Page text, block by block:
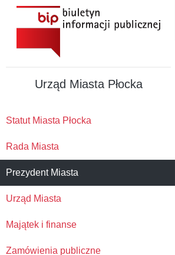
Urząd Miasta Płocka
Statut Miasta Płocka
Rada Miasta
Prezydent Miasta
Urząd Miasta
Majątek i finanse
Zamówienia publiczne